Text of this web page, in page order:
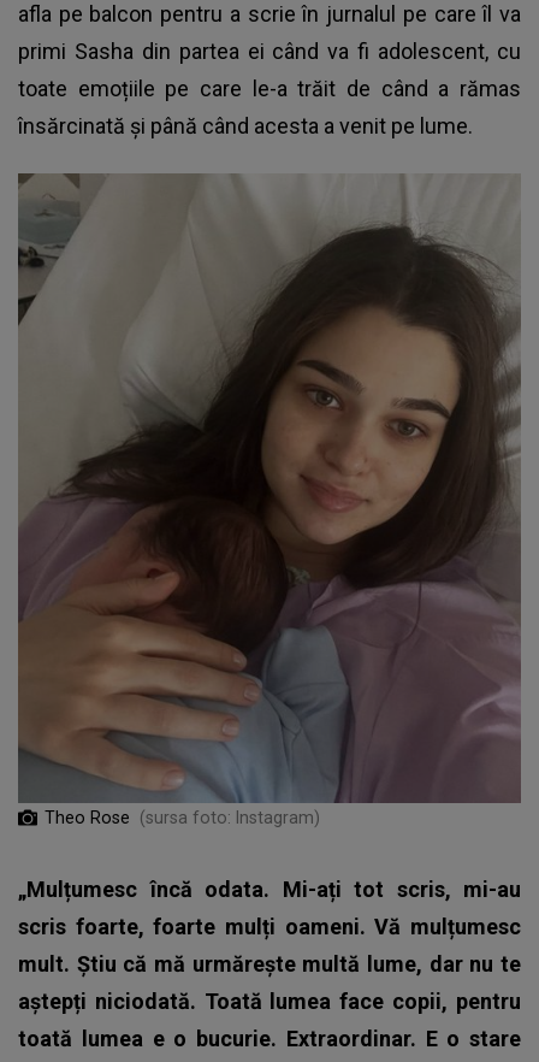
afla pe balcon pentru a scrie în jurnalul pe care îl va
primi Sasha din partea ei când va fi adolescent, cu
toate emoțiile pe care le-a trăit de când a rămas
însărcinată și până când acesta a venit pe lume.
Theo Rose (sursa foto: Instagram)
„Mulțumesc încă odata. Mi-ați tot scris, mi-au
scris foarte, foarte mulți oameni. Vă mulțumesc
mult. Știu că mă urmărește multă lume, dar nu te
aștepți niciodată. Toată lumea face copii, pentru
toată lumea e o bucurie. Extraordinar. E o stare